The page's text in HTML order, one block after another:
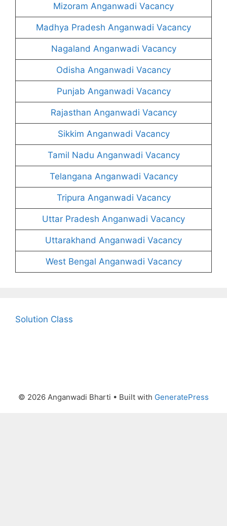
Mizoram Anganwadi Vacancy
Madhya Pradesh Anganwadi Vacancy
Nagaland Anganwadi Vacancy
Odisha Anganwadi Vacancy
Punjab Anganwadi Vacancy
Rajasthan Anganwadi Vacancy
Sikkim Anganwadi Vacancy
Tamil Nadu Anganwadi Vacancy
Telangana Anganwadi Vacancy
Tripura Anganwadi Vacancy
Uttar Pradesh Anganwadi Vacancy
Uttarakhand Anganwadi Vacancy
West Bengal Anganwadi Vacancy
Solution Class
© 2026 Anganwadi Bharti • Built with GeneratePress